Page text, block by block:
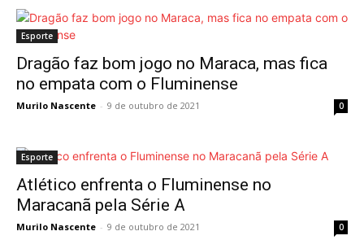
Esporte
Dragão faz bom jogo no Maraca, mas fica
no empata com o Fluminense
Murilo Nascente - 9 de outubro de 2021 0
Esporte
Atlético enfrenta o Fluminense no
Maracanã pela Série A
Murilo Nascente - 9 de outubro de 2021 0